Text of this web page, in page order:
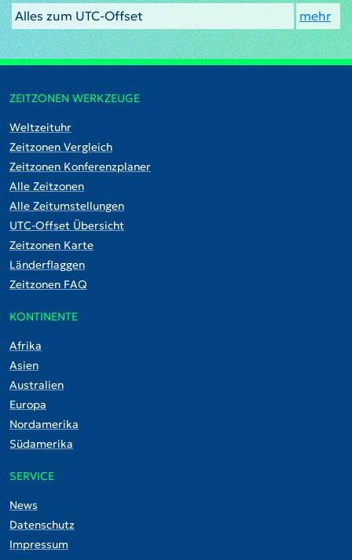
Alles zum UTC-Offset
mehr
ZEITZONEN WERKZEUGE
Weltzeituhr
Zeitzonen Vergleich
Zeitzonen Konferenzplaner
Alle Zeitzonen
Alle Zeitumstellungen
UTC-Offset Übersicht
Zeitzonen Karte
Länderflaggen
Zeitzonen FAQ
KONTINENTE
Afrika
Asien
Australien
Europa
Nordamerika
Südamerika
SERVICE
News
Datenschutz
Impressum